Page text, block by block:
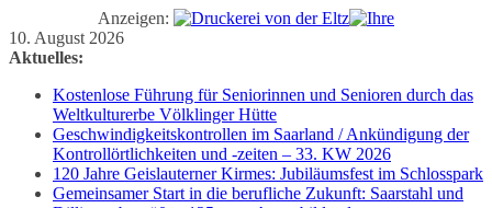
Anzeigen:
Zum
Inhalt
10. August 2026
Aktuelles:
Kostenlose Führung für Seniorinnen und Senioren durch das
Weltkulturerbe Völklinger Hütte
Geschwindigkeitskontrollen im Saarland / Ankündigung der
Kontrollörtlichkeiten und -zeiten – 33. KW 2026
120 Jahre Geislauterner Kirmes: Jubiläumsfest im Schlosspark
Gemeinsamer Start in die berufliche Zukunft: Saarstahl und